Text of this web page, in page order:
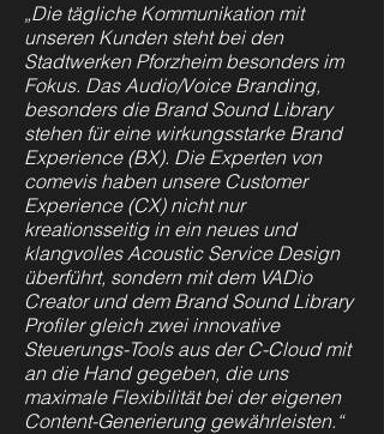
„Die tägliche Kommunikation mit
unseren Kunden steht bei den
Stadtwerken Pforzheim besonders im
Fokus. DasAudio/Voice Branding,
besonders die Brand Sound Library
stehen für eine wirkungsstarke Brand
Experience (BX). Die Experten von
comevis haben unsere Customer
Experience (CX) nicht nur
kreationsseitig in ein neues und
klangvolles Acoustic Service Design
überführt, sondern mit dem VADio
Creator und dem Brand Sound Library
Profiler gleich zwei innovative
Steuerungs-Tools aus der C-Cloud mit
an die Hand gegeben, die uns
maximale Flexibilität bei der eigenen
Content-Generierung gewährleisten.“